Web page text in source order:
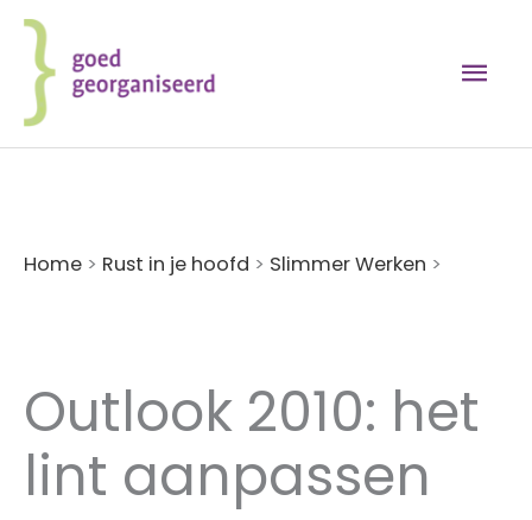
Ga
naar
inhoud
Home > Rust in je hoofd > Slimmer Werken >
Outlook 2010: het
lint aanpassen